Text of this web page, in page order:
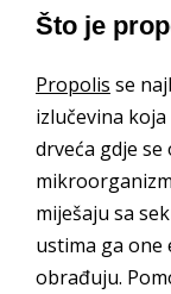
Što je
Propolis se
izlučevina
drveća gdje
miješaju sa
ustima ga one
obrađuju.